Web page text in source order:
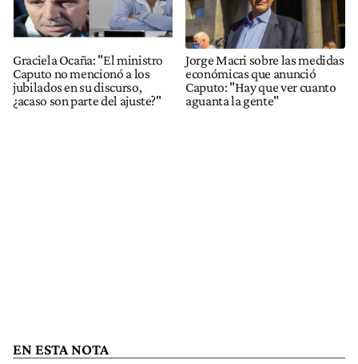
Graciela Ocaña: "El ministro
Caputo no mencionó a los
jubilados en su discurso,
¿acaso son parte del ajuste?"
Jorge Macri sobre las medidas
económicas que anunció
Caputo: "Hay que ver cuanto
aguanta la gente"
EN ESTA NOTA